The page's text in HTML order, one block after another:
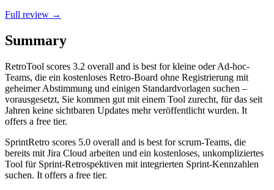
Full review →
Summary
RetroTool scores 3.2 overall and is best for kleine oder Ad-hoc-
Teams, die ein kostenloses Retro-Board ohne Registrierung mit
geheimer Abstimmung und einigen Standardvorlagen suchen –
vorausgesetzt, Sie kommen gut mit einem Tool zurecht, für das seit
Jahren keine sichtbaren Updates mehr veröffentlicht wurden. It
offers a free tier.
SprintRetro scores 5.0 overall and is best for scrum-Teams, die
bereits mit Jira Cloud arbeiten und ein kostenloses, unkompliziertes
Tool für Sprint-Retrospektiven mit integrierten Sprint-Kennzahlen
suchen. It offers a free tier.